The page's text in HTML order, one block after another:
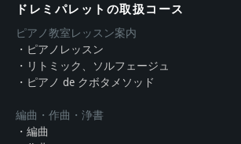
ドレミパレットの取扱コース
ピアノ教室レッスン案内
・ピアノレッスン
・リトミック、ソルフェージュ
・ピアノ de クボタメソッド
編曲・作曲・浄書
・編曲